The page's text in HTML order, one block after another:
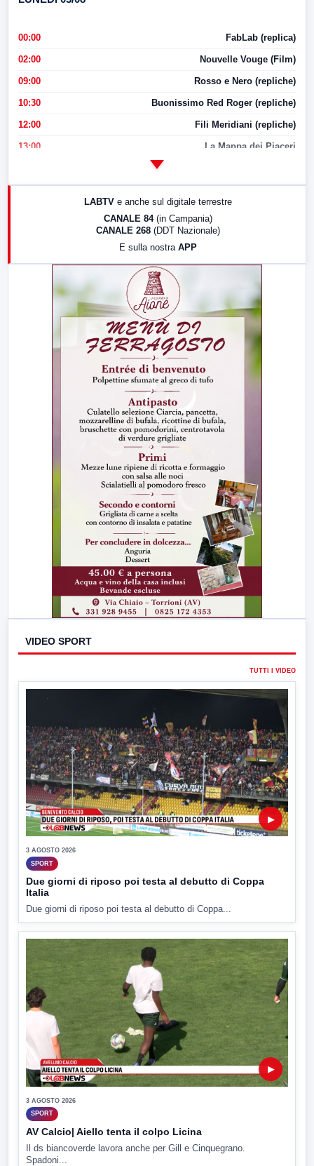
00:00 FabLab (replica)
02:00 Nouvelle Vouge (Film)
09:00 Rosso e Nero (repliche)
10:30 Buonissimo Red Roger (repliche)
12:00 Fili Meridiani (repliche)
13:00 La Mappa dei Piaceri
LABTV e anche sul digitale terrestre
CANALE 84 (in Campania)
CANALE 268 (DDT Nazionale)
E sulla nostra APP
VIDEO SPORT
TUTTI I VIDEO
▶
3 AGOSTO 2026
SPORT
Due giorni di riposo poi testa al debutto di Coppa
Italia
Due giorni di riposo poi testa al debutto di Coppa...
▶
3 AGOSTO 2026
SPORT
AV Calcio| Aiello tenta il colpo Licina
Il ds biancoverde lavora anche per Gill e Cinquegrano.
Spadoni...